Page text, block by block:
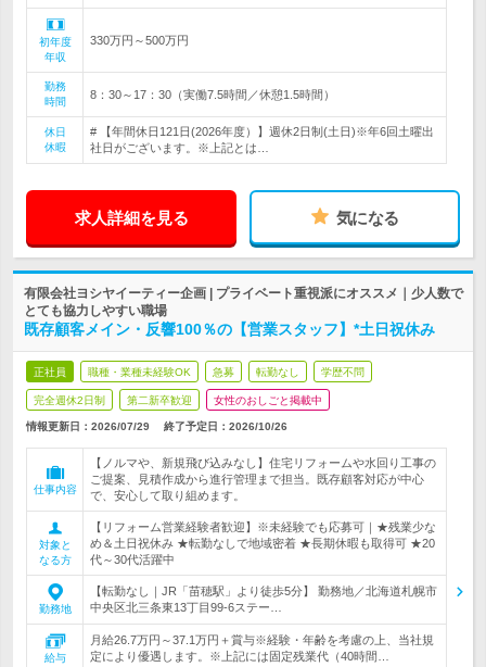
初年度
年収
330万円～500万円
勤務
時間
8：30～17：30（実働7.5時間／休憩1.5時間）
休日
休暇
# 【年間休日121日(2026年度）】週休2日制(土日)※年6回土曜出
社日がございます。※上記とは…
求人詳細を見る 気になる
有限会社ヨシヤイーティー企画 | プライベート重視派にオススメ｜少人数で
とても協力しやすい職場
既存顧客メイン・反響100％の【営業スタッフ】*土日祝休み
正社員 職種・業種未経験OK 急募 転勤なし 学歴不問
完全週休2日制 第二新卒歓迎 女性のおしごと掲載中
情報更新日：2026/07/29 終了予定日： 2026/10/26
仕事内容
【ノルマや、新規飛び込みなし】住宅リフォームや水回り工事の
ご提案、見積作成から進行管理まで担当。既存顧客対応が中心
で、安心して取り組めます。
対象と
なる方
【リフォーム営業経験者歓迎】※未経験でも応募可｜★残業少な
め＆土日祝休み ★転勤なしで地域密着 ★長期休暇も取得可 ★20
代～30代活躍中
勤務地
【転勤なし｜JR「苗穂駅」より徒歩5分】 勤務地／北海道札幌市
中央区北三条東13丁目99-6ステー…
給与
月給26.7万円～37.1万円＋賞与※経験・年齢を考慮の上、当社規
定により優遇します。※上記には固定残業代（40時間…